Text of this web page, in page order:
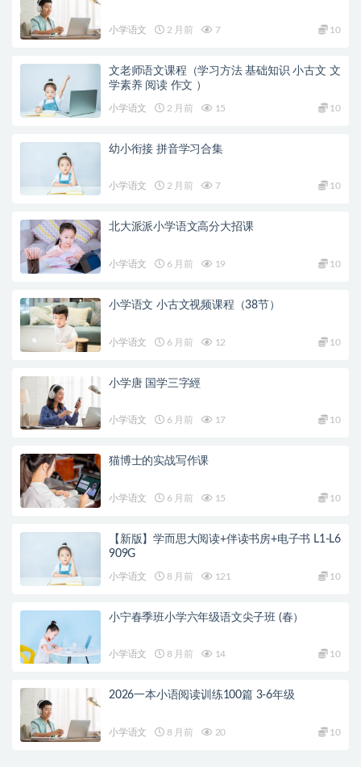
小学语文 2 月前 7 10
文老师语文课程（学习方法 基础知识 小古文 文
学素养 阅读 作文 ）
小学语文 2 月前 15 10
幼小衔接 拼音学习合集
小学语文 2 月前 7 10
北大派派小学语文高分大招课
小学语文 6 月前 19 10
小学语文 小古文视频课程（38节）
小学语文 6 月前 12 10
小学唐 国学三字經
小学语文 6 月前 17 10
猫博士的实战写作课
小学语文 6 月前 15 10
【新版】学而思大阅读+伴读书房+电子书 L1-L6
909G
小学语文 8 月前 121 10
小宁春季班小学六年级语文尖子班 (春）
小学语文 8 月前 14 10
2026一本小语阅读训练100篇 3-6年级
小学语文 8 月前 20 10